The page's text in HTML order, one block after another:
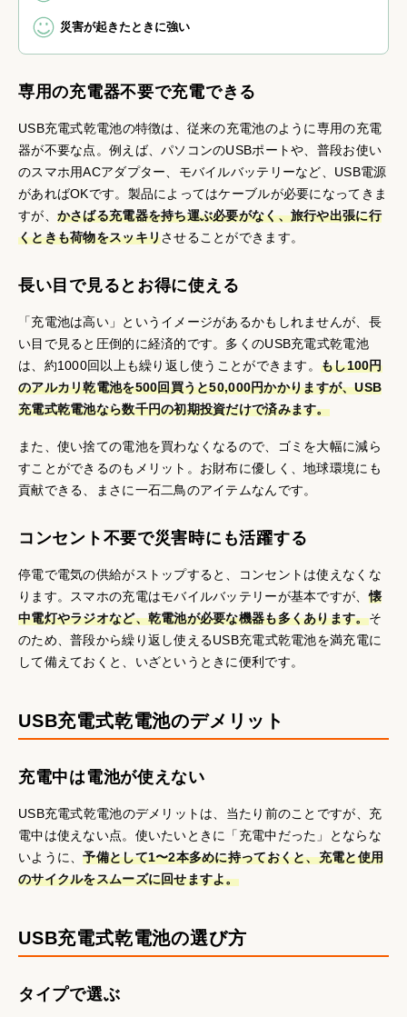
災害が起きたときに強い
専用の充電器不要で充電できる
USB充電式乾電池の特徴は、従来の充電池のように専用の充電
器が不要な点。例えば、パソコンのUSBポートや、普段お使い
のスマホ用ACアダプター、モバイルバッテリーなど、USB電源
があればOKです。製品によってはケーブルが必要になってきま
すが、 かさばる充電器を持ち運ぶ必要がなく、旅行や出張に行
くときも荷物をスッキリさせることができます。
長い目で見るとお得に使える
「充電池は高い」というイメージがあるかもしれませんが、長
い目で見ると圧倒的に経済的です。多くのUSB充電式乾電池
は、約1000回以上も繰り返し使うことができます。 もし100円
のアルカリ乾電池を500回買うと50,000円かかりますが、USB
充電式乾電池なら数千円の初期投資だけで済みます。
また、使い捨ての電池を買わなくなるので、ゴミを大幅に減ら
すことができるのもメリット。お財布に優しく、地球環境にも
貢献できる、まさに一石二鳥のアイテムなんです。
コンセント不要で災害時にも活躍する
停電で電気の供給がストップすると、コンセントは使えなくな
ります。スマホの充電はモバイルバッテリーが基本ですが、懐
中電灯やラジオなど、乾電池が必要な機器も多くあります。そ
のため、普段から繰り返し使えるUSB充電式乾電池を満充電に
して備えておくと、いざというときに便利です。
USB充電式乾電池のデメリット
充電中は電池が使えない
USB充電式乾電池のデメリットは、当たり前のことですが、充
電中は使えない点。使いたいときに「充電中だった」とならな
いように、予備として1〜2本多めに持っておくと、充電と使用
のサイクルをスムーズに回せますよ。
USB充電式乾電池の選び方
タイプで選ぶ